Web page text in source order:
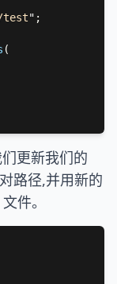
test"
更新我们的
路径,并用新的
文件。